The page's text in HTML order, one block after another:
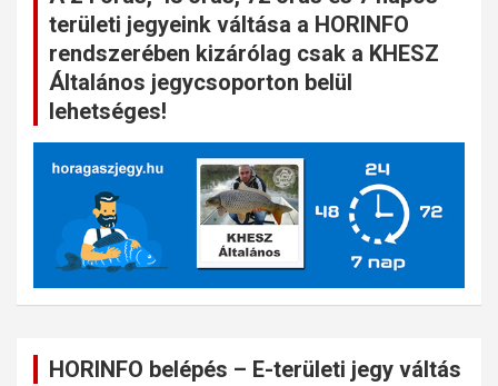
területi jegyeink váltása a HORINFO
rendszerében kizárólag csak a KHESZ
Általános jegycsoporton belül
lehetséges!
HORINFO belépés – E-területi jegy váltás